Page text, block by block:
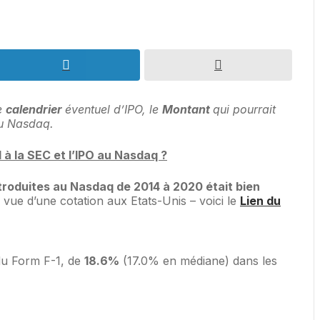
calendrier éventuel d’IPO, le Montant qui pourrait
Nasdaq.
SEC et l’IPO au Nasdaq ?
au Nasdaq de 2014 à 2020 était bien
d’une cotation aux Etats-Unis – voici le Lien du
Form F-1, de 18.6% (17.0% en médiane) dans les